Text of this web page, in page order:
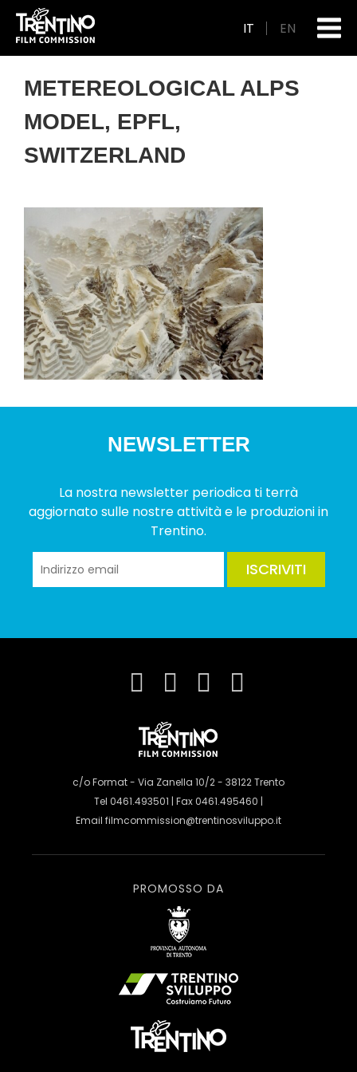
IT EN
METEREOLOGICAL ALPS
MODEL, EPFL,
SWITZERLAND
NEWSLETTER
La nostra newsletter periodica ti terrà
aggiornato sulle nostre attività e le produzioni in
Trentino.
ISCRIVITI
c/o Format - Via Zanella 10/2 - 38122 Trento
Tel 0461.493501 | Fax 0461.495460 |
Email filmcommission@trentinosviluppo.it
PROMOSSO DA